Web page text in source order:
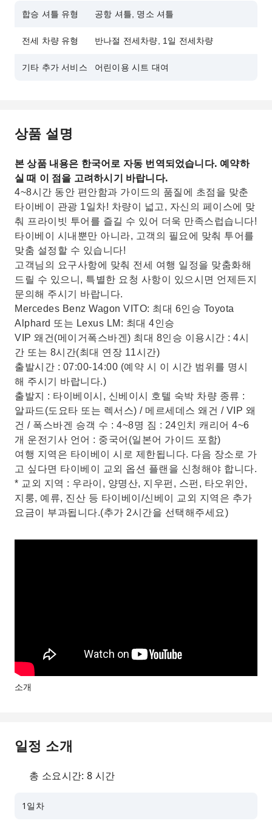
합승 셔틀 유형 공항 셔틀, 명소 셔틀
전세 차량 유형 반나절 전세차량, 1일 전세차량
기타 추가 서비스 어린이용 시트 대여
상품 설명
본 상품 내용은 한국어로 자동 번역되었습니다. 예약하
실 때 이 점을 고려하시기 바랍니다.
4~8시간 동안 편안함과 가이드의 품질에 초점을 맞춘
타이베이 관광 1일차! 차량이 넓고, 자신의 페이스에 맞
춰 프라이빗 투어를 즐길 수 있어 더욱 만족스럽습니다!
타이베이 시내뿐만 아니라, 고객의 필요에 맞춰 투어를
맞춤 설정할 수 있습니다!
고객님의 요구사항에 맞춰 전세 여행 일정을 맞춤화해
드릴 수 있으니, 특별한 요청 사항이 있으시면 언제든지
문의해 주시기 바랍니다.
Mercedes Benz Wagon VITO: 최대 6인승 Toyota
Alphard 또는 Lexus LM: 최대 4인승
VIP 왜건(메이거폭스바겐) 최대 8인승 이용시간 : 4시
간 또는 8시간(최대 연장 11시간)
출발시간 : 07:00-14:00 (예약 시 이 시간 범위를 명시
해 주시기 바랍니다.)
출발지 : 타이베이시, 신베이시 호텔 숙박 차량 종류 :
알파드(도요타 또는 렉서스) / 메르세데스 왜건 / VIP 왜
건 / 폭스바겐 승객 수 : 4~8명 짐 : 24인치 캐리어 4~6
개 운전기사 언어 : 중국어(일본어 가이드 포함)
여행 지역은 타이베이 시로 제한됩니다. 다음 장소로 가
고 싶다면 타이베이 교외 옵션 플랜을 신청해야 합니다.
* 교외 지역 : 우라이, 양명산, 지우펀, 스펀, 타오위안,
지룽, 예류, 진산 등 타이베이/신베이 교외 지역은 추가
요금이 부과됩니다.(추가 2시간을 선택해주세요)
소개
일정 소개
총 소요시간: 8 시간
1일차